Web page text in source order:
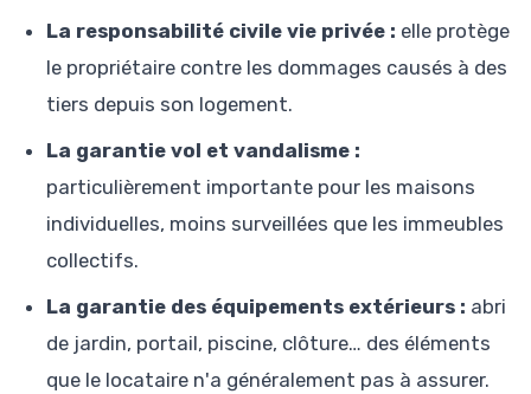
La responsabilité civile vie privée : elle protège
le propriétaire contre les dommages causés à des
tiers depuis son logement.
La garantie vol et vandalisme :
particulièrement importante pour les maisons
individuelles, moins surveillées que les immeubles
collectifs.
La garantie des équipements extérieurs : abri
de jardin, portail, piscine, clôture… des éléments
que le locataire n'a généralement pas à assurer.